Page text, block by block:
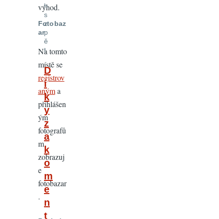
h
s
z
p
ě
t
In
reply
to
Já
vím,
že
máš
rád
HDR.
Jako
by
Petrjez
D
í
k
y
z
a
k
o
m
e
n
t
výhod.
Fotobaz
ar
Na tomto
místě se
registrov
anýma
přihlášen
ým
fotografů
m
zobrazuj
e
fotobazar
.